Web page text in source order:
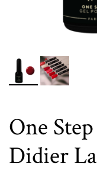
One
Didier